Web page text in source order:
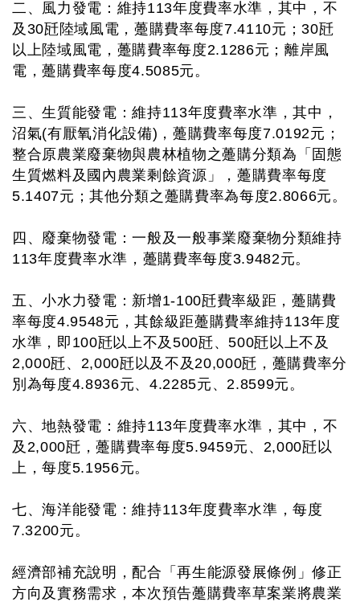
二、風力發電：維持113年度費率水準，其中，不
及30瓩陸域風電，躉購費率每度7.4110元；30瓩
以上陸域風電，躉購費率每度2.1286元；離岸風
電，躉購費率每度4.5085元。
三、生質能發電：維持113年度費率水準，其中，
沼氣(有厭氧消化設備)，躉購費率每度7.0192元；
整合原農業廢棄物與農林植物之躉購分類為「固態
生質燃料及國內農業剩餘資源」，躉購費率每度
5.1407元；其他分類之躉購費率為每度2.8066元。
四、廢棄物發電：一般及一般事業廢棄物分類維持
113年度費率水準，躉購費率每度3.9482元。
五、小水力發電：新增1-100瓩費率級距，躉購費
率每度4.9548元，其餘級距躉購費率維持113年度
水準，即100瓩以上不及500瓩、500瓩以上不及
2,000瓩、2,000瓩以及不及20,000瓩，躉購費率分
別為每度4.8936元、4.2285元、2.8599元。
六、地熱發電：維持113年度費率水準，其中，不
及2,000瓩，躉購費率每度5.9459元、2,000瓩以
上，每度5.1956元。
七、海洋能發電：維持113年度費率水準，每度
7.3200元。
經濟部補充說明，配合「再生能源發展條例」修正
方向及實務需求，本次預告躉購費率草案業將農業